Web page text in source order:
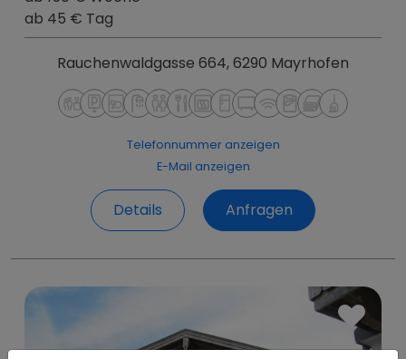
ab 45 € Tag
Rauchenwaldgasse 664, 6290 Mayrhofen
Telefonnummer anzeigen
E-Mail anzeigen
Details Anfragen